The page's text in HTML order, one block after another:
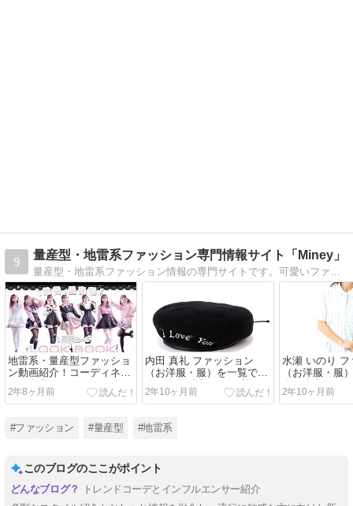
9
量産型・地雷系ファッション専門情報サイト「Miney」
地雷系・量産型ファッショ
ン動画紹介！コーディネー
トの参考に♪
2年8ヶ月前
内田 真礼 ファッション
（お洋服・服）を一覧で紹
介！内田 真礼さんの着てい
たお洋服をチェック♪
2年10ヶ月前
水瀬 いのり フ
（お洋服・服
介！水瀬 いの
いたお洋服を
2年10ヶ月前
#ファッション #量産型 #地雷系
このブログのここがポイント
トレンドコーデとインフルエンサー紹介